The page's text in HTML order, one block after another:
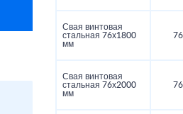
Свая винтовая
стальная 76х1800
мм
76
Свая винтовая
стальная 76х2000
мм
76